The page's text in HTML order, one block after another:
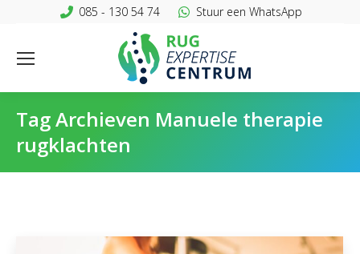
085 - 130 54 74 Stuur een WhatsApp
Tag Archieven Manuele therapie
rugklachten